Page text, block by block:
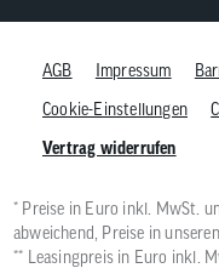
AGB Impressum
Cookie-Einstellungen
Vertrag widerrufen
* Preise in Euro inkl. MwSt.
abweichend, Preise in
** Leasingpreis in Euro inkl.